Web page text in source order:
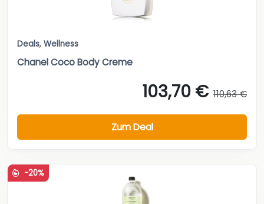
Deals, Wellness
Chanel Coco Body Creme
103,70 € 110,63 €
Zum Deal
-20%